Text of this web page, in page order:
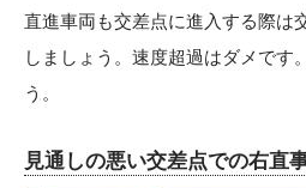
直進車両も交差点に進入する際は
しましょう。速度超過はダメです
う。
見通しの悪い交差点での右直